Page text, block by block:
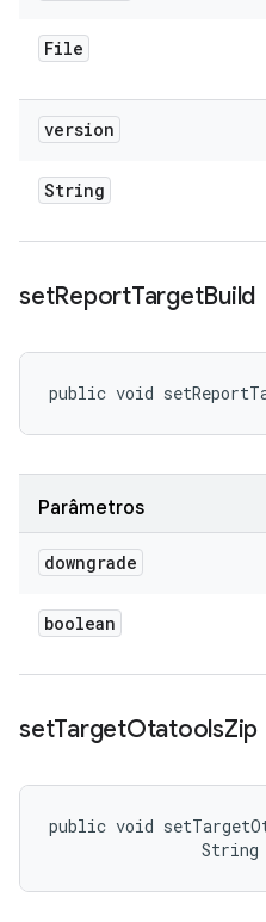
File
version
String
setReportTargetBuild
public void
Parâmetros
downgrade
boolean
setTargetOtatoolsZip
public void
String